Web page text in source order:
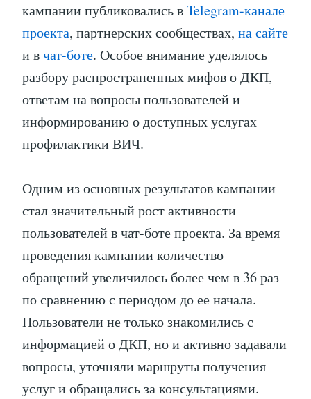
кампании публиковались вTelegram-канале
проекта, партнерских сообществах, на сайте
и вчат-боте. Особое внимание уделялось
разбору распространенных мифов о ДКП,
ответам на вопросы пользователей и
информированию о доступных услугах
профилактики ВИЧ.
Одним из основных результатов кампании
стал значительный рост активности
пользователей в чат-боте проекта. За время
проведения кампании количество
обращений увеличилось более чем в 36 раз
по сравнению с периодом до ее начала.
Пользователи не только знакомились с
информацией о ДКП, но и активно задавали
вопросы, уточняли маршруты получения
услуг и обращались за консультациями.